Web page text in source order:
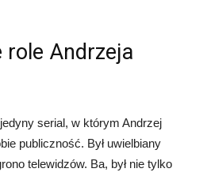
role Andrzeja
serial, w którym Andrzej
publiczność. Był uwielbiany
telewidzów. Ba, był nie tylko